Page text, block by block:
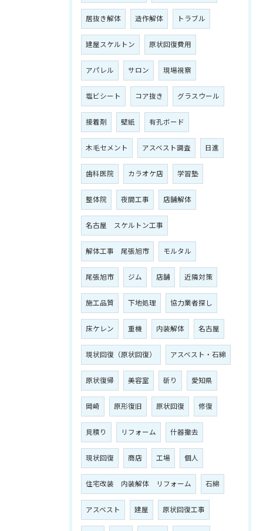
居抜き解体 造作解体 トラブル
建屋スケルトン 原状回復費用
アパレル サロン 現場視察
塩ビシート コア抜き グラスウール
接着剤 壁紙 有孔ボード
木毛セメント アスベスト調査 日進
歯科医院 カラオケ店 学習塾
整体院 夜間工事 店舗解体
名古屋 スケルトン工事
解体工事 尾張旭市 モルタル
尾張旭市 ジム 店舗 近隣対策
施工品質 下地処理 協力業者探し
床ケレン 重機 内装解体 名古屋
現状回復（原状回復） アスベスト・石綿
原状復帰 美容室 斫り 愛知県
岡崎 原形復旧 原状回復 修復
見積り リフォーム 什器撤去
現状回復 商店 工場 個人
住宅改装 内装解体 リフォーム 石綿
アスベスト 建屋 原状回復工事